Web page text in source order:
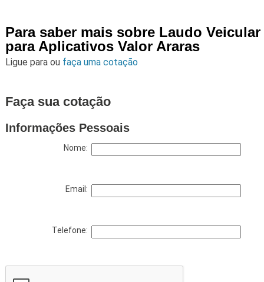
Para saber mais sobre Laudo Veicular
para Aplicativos Valor Araras
Ligue para ou faça uma cotação
Faça sua cotação
Informações Pessoais
Nome:
Email:
Telefone: